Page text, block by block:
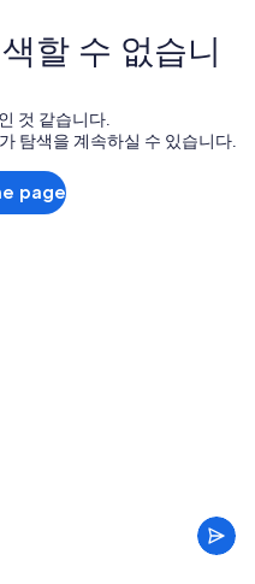
할 수 없습니
것 같습니다.
탐색을 계속하실 수 있습니다.
page